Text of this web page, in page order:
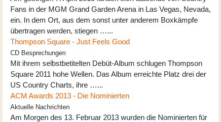
Fans in der MGM Grand Garden Arena in Las Vegas, Nevada,
ein. In dem Ort, aus dem sonst unter anderem Boxkämpfe
übertragen werden, stiegen …...
Thompson Square - Just Feels Good
CD Besprechungen
Mit ihrem selbstbetitelten Debüt-Album schlugen Thompson
Square 2011 hohe Wellen. Das Album erreichte Platz drei der
US Country Charts, ihre …...
ACM Awards 2013 - Die Nominierten
Aktuelle Nachrichten
Am Morgen des 13. Februar 2013 wurden die Nominierten für